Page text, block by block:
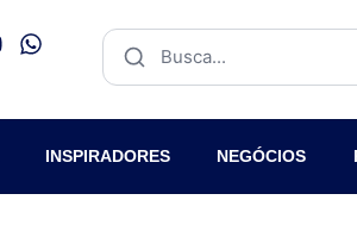
INSPIRADORES NEGÓCIOS